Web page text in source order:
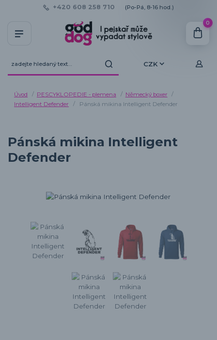
CZK
+420 608 258 710 (Po-Pá, 8-16 hod.)
0
Úvod PESCYKLOPEDIE - plemena
Německý boxer
Intelligent Defender
Pánská mikina Intelligent Defender
Pánská mikina Intelligent
Defender